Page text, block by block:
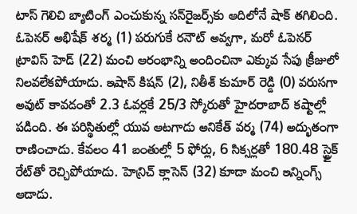
టాస్ గెలిచి బ్యాటింగ్ ఎంచుకున్న సన్‌రైజర్స్‌కు ఆదిలోనే షాక్ తగిలింది.
ఓపెనర్ అభిషేక్ శర్మ (1) పరుగుకే రనౌట్ అవ్వగా, మరో ఓపెనర్
ట్రావిస్ హెడ్ (22) మంచి ఆరంభాన్ని అందించినా ఎక్కువ సేపు క్రీజులో
నిలవలేకపోయాడు. ఇషాన్ కిషన్ (2), నితీశ్ కుమార్ రెడ్డి (0) వరుసగా
అవుట్ కావడంతో 2.3 ఓవర్లకే 25/3 స్కోరుతో హైదరాబాద్ కష్టాల్లో
పడింది. ఈ పరిస్థితుల్లో యువ ఆటగాడు అనికేత్ వర్మ (74) అద్భుతంగా
రాణించాడు. కేవలం 41 బంతుల్లో 5 ఫోర్లు, 6 సిక్సర్లతో 180.48 స్ట్రైక్
రేట్‌తో రెచ్చిపోయాడు. హెన్రిచ్ క్లాసెన్ (32) కూడా మంచి ఇన్నింగ్స్
ఆడాడు.